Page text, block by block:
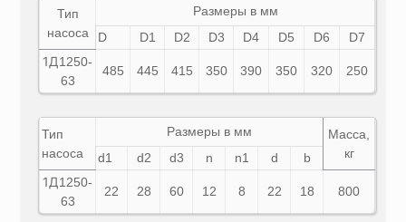
Тип
насоса
Размеры в мм
D
D1 D2 D3 D4 D5 D6 D7
1Д1250-
63
485 445 415 350 390 350 320 250
Тип
насоса
Размеры в мм
Масса,
кг
d1 d2 d3 n n1 d b
1Д1250-
63
22 28 60 12 8 22 18 800